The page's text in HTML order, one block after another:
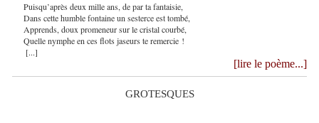
Puisqu’après deux mille ans, de par ta fantaisie,
Dans cette humble fontaine un sesterce est tombé,
Apprends, doux promeneur sur le cristal courbé,
Quelle nymphe en ces flots jaseurs te remercie !
[...]
[lire le poème...]
GROTESQUES